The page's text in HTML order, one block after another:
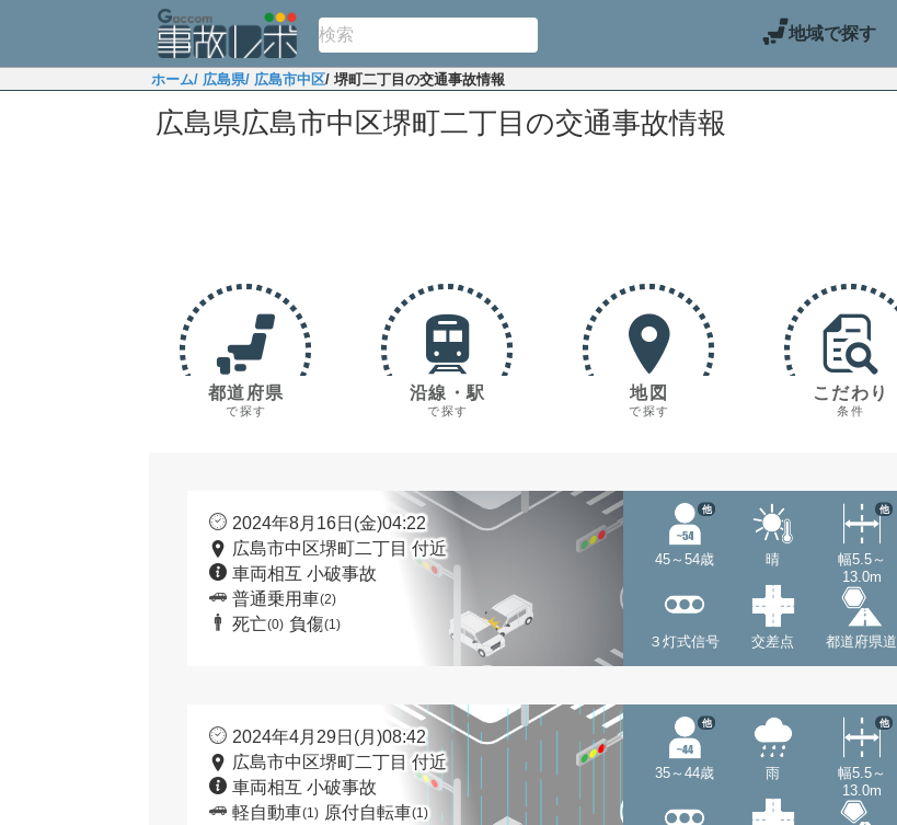
地域で探す
ホーム/ 広島県/ 広島市中区/ 堺町二丁目の交通事故情報
広島県広島市中区堺町二丁目の交通事故情報
都道府県
で探す
沿線・駅
で探す
地図
で探す
こだわり
条件
2024年8月16日(金)04:22
広島市中区堺町二丁目 付近
車両相互 小破事故
普通乗用車(2)
死亡(0) 負傷(1)
45～54歳
他
晴
幅5.5～
13.0m
他
３灯式信号 交差点 都道府県道
2024年4月29日(月)08:42
広島市中区堺町二丁目 付近
車両相互 小破事故
軽自動車(1) 原付自転車(1)
35～44歳
他
雨
幅5.5～
13.0m
他